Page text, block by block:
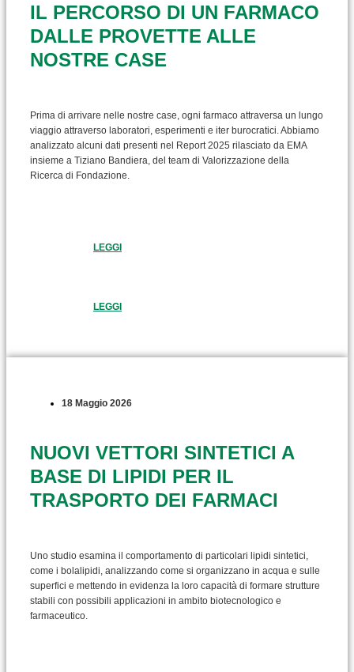
IL PERCORSO DI UN FARMACO
DALLE PROVETTE ALLE
NOSTRE CASE
Prima di arrivare nelle nostre case, ogni farmaco attraversa un lungo
viaggio attraverso laboratori, esperimenti e iter burocratici. Abbiamo
analizzato alcuni dati presenti nel Report 2025 rilasciato da EMA
insieme a Tiziano Bandiera, del team di Valorizzazione della
Ricerca di Fondazione.
LEGGI
LEGGI
18 Maggio 2026
NUOVI VETTORI SINTETICI A
BASE DI LIPIDI PER IL
TRASPORTO DEI FARMACI
Uno studio esamina il comportamento di particolari lipidi sintetici,
come i bolalipidi, analizzando come si organizzano in acqua e sulle
superfici e mettendo in evidenza la loro capacità di formare strutture
stabili con possibili applicazioni in ambito biotecnologico e
farmaceutico.